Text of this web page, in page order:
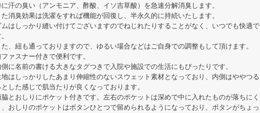
に汗の臭い（アンモニア、酢酸、イソ吉草酸）を急速分解消臭します。
た消臭効果は洗濯をすれば機能が回復し、半永久的に持続いたします。
ムはしっかり縫い付けてございますのでねじれたりすることがなく、いつでも快適で
た、紐も通っておりますので、ゆるい場合などはご自身での調整もして頂けます。
ァスナー付きで便利です。
側に名前の書ける大きなタグつきで入院や施設での生活にもぴったりです。
地はしっかりしたあまり伸縮性のないスウェット素材となっており、内側はややつる
とした感じで肌当たりが良くなっております。
脇とおしりにポケット付きです。左右のポケットは深めで中に入れたものが落ちにく
、おしりのポケットはボタンひとつで留められるようになっており、ボタンがちょっ